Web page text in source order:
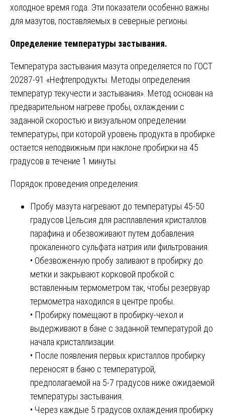
холодное время года. Эти показатели особенно важны
для мазутов, поставляемых в северные регионы.
Определение температуры застывания.
Температура застывания мазута определяется по ГОСТ
20287-91 «Нефтепродукты. Методы определения
температур текучести и застывания». Метод основан на
предварительном нагреве пробы, охлаждении с
заданной скоростью и визуальном определении
температуры, при которой уровень продукта в пробирке
остается неподвижным при наклоне пробирки на 45
градусов в течение 1 минуты.
Порядок проведения определения:
Пробу мазута нагревают до температуры 45-50
градусов Цельсия для расплавления кристаллов
парафина и обезвоживают путем добавления
прокаленного сульфата натрия или фильтрования.
• Обезвоженную пробу заливают в пробирку до
метки и закрывают корковой пробкой с
вставленным термометром так, чтобы резервуар
термометра находился в центре пробы.
• Пробирку помещают в пробирку-чехол и
выдерживают в бане с заданной температурой до
начала кристаллизации.
• После появления первых кристаллов пробирку
переносят в баню с температурой,
предполагаемой на 5-7 градусов ниже ожидаемой
температуры застывания.
• Через каждые 5 градусов охлаждения пробирку